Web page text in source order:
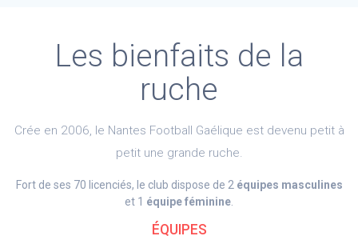
Les bienfaits de la
ruche
Crée en 2006, le Nantes Football Gaélique est devenu petit à
petit une grande ruche.
Fort de ses 70 licenciés, le club dispose de 2 équipes masculines
et 1 équipe féminine
ÉQUIPES